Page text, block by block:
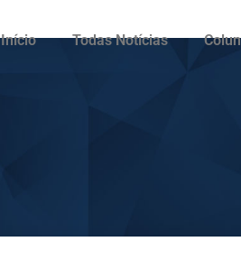
Início Todas Notícias